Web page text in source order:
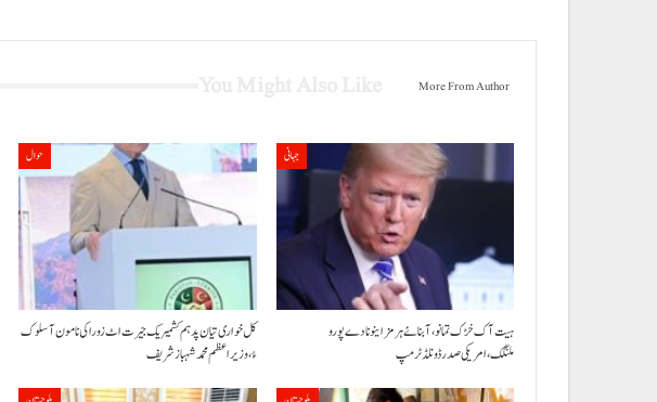
More From Author
حوال
کل خواری تیان پد ہم کشمیریک جیرت اٹ زوراکی نا مون آ سلوک
ءُ،وزیراعظم محمد شہباز شریف
جہانی
ہیت آک خڑک تمانو، آبنائے ہرمز اینو نا دے پورو
ملنگک،امریکی صدر ڈونلڈ ٹرمپ